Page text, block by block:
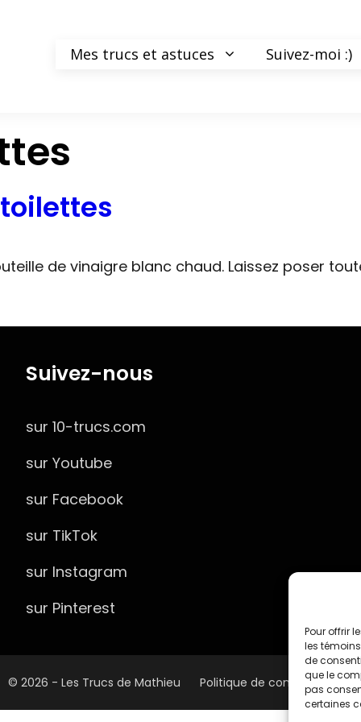
Pour offrir
les
de
que le
pas
certaines
Mes trucs et astuces Suivez-moi :)
de vinaigre blanc chaud. Laissez poser
Suivez-nous
sur 10-trucs.com
sur Youtube
sur Facebook
sur TikTok
sur Instagram
sur Pinterest
© 2026 - Les Trucs de Mathieu Politique de confidentialité